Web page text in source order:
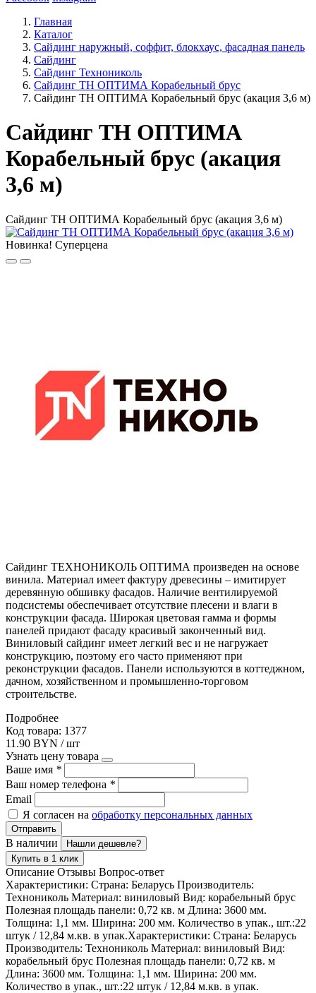
Главная
Каталог
Сайдинг наружный, соффит, блокхаус, фасадная панель
Сайдинг
Сайдинг Технониколь
Сайдинг ТН ОПТИМА Корабельный брус
Сайдинг ТН ОПТИМА Корабельный брус (акация 3,6 м)
Сайдинг ТН ОПТИМА
Корабельный брус (акация
3,6 м)
Сайдинг ТН ОПТИМА Корабельный брус (акация 3,6 м)
Новинка! Суперцена
Сайдинг ТЕХНОНИКОЛЬ ОПТИМА произведен на основе
винила. Материал имеет фактуру древесины – имитирует
деревянную обшивку фасадов. Наличие вентилируемой
подсистемы обеспечивает отсутствие плесени и влаги в
конструкции фасада. Широкая цветовая гамма и формы
панелей придают фасаду красивый законченный вид.
Виниловый сайдинг имеет легкий вес и не нагружает
конструкцию, поэтому его часто применяют при
реконструкции фасадов. Панели используются в коттеджном,
дачном, хозяйственном и промышленно-торговом
строительстве.
Подробнее
Код товара: 1377
11.90 BYN / шт
Узнать цену товара
Ваше имя *
Ваш номер телефона *
Email
Я согласен на обработку персональных данных
Отправить
В наличии
Нашли дешевле?
Купить в 1 клик
Описание Отзывы Вопрос-ответ
Характеристики: Страна: Беларусь Производитель:
Технониколь Материал: виниловый Вид: корабельный брус
Полезная площадь панели: 0,72 кв. м Длина: 3600 мм.
Толщина: 1,1 мм. Ширина: 200 мм. Количество в упак., шт.:22
штук / 12,84 м.кв. в упак.Характеристики: Страна: Беларусь
Производитель: Технониколь Материал: виниловый Вид:
корабельный брус Полезная площадь панели: 0,72 кв. м
Длина: 3600 мм. Толщина: 1,1 мм. Ширина: 200 мм.
Количество в упак., шт.:22 штук / 12,84 м.кв. в упак.